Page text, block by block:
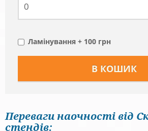
Ламінування + 100 грн
Переваги наочності від
стендів: